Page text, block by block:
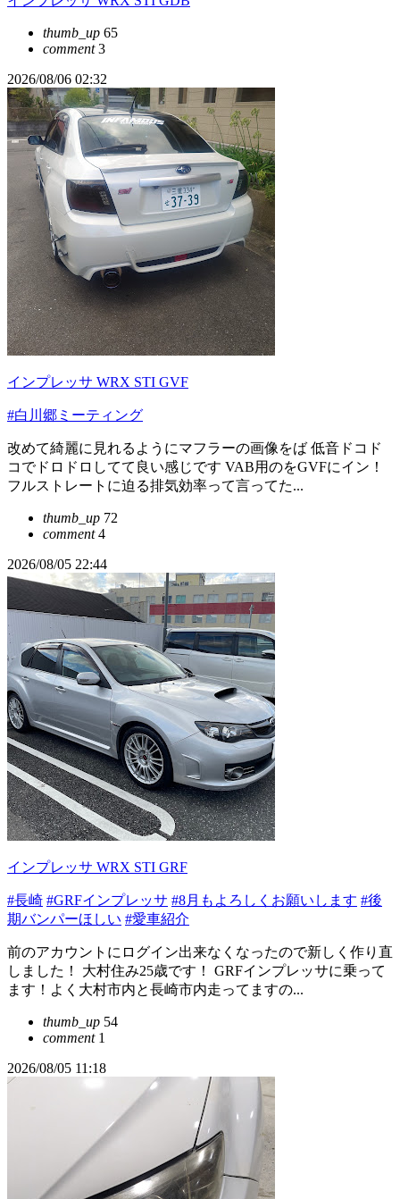
thumb_up 65
comment3
2026/08/06 02:32
インプレッサ WRX STI GVF
#白川郷ミーティング
改めて綺麗に見れるようにマフラーの画像をば 低音ドコド
コでドロドロしてて良い感じです VAB用のをGVFにイン！
フルストレートに迫る排気効率って言ってた...
thumb_up 72
comment4
2026/08/05 22:44
インプレッサ WRX STI GRF
#長崎 #GRFインプレッサ #8月もよろしくお願いします #後
期バンパーほしい #愛車紹介
前のアカウントにログイン出来なくなったので新しく作り直
しました！ 大村住み25歳です！ GRFインプレッサに乗って
ます！よく大村市内と長崎市内走ってますの...
thumb_up 54
comment1
2026/08/05 11:18